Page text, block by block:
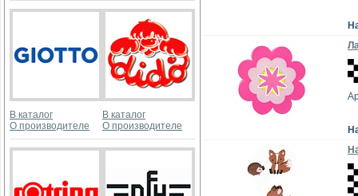
В каталог
О производителе
В каталог
О производителе